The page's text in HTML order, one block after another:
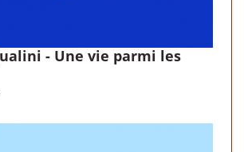
- Une vie parmi les